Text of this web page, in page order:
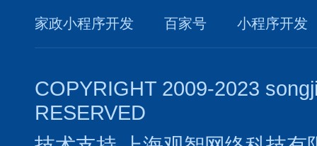
家政小程序开发 百家号 小程序开发
COPYRIGHT 2009-2023
RESERVED